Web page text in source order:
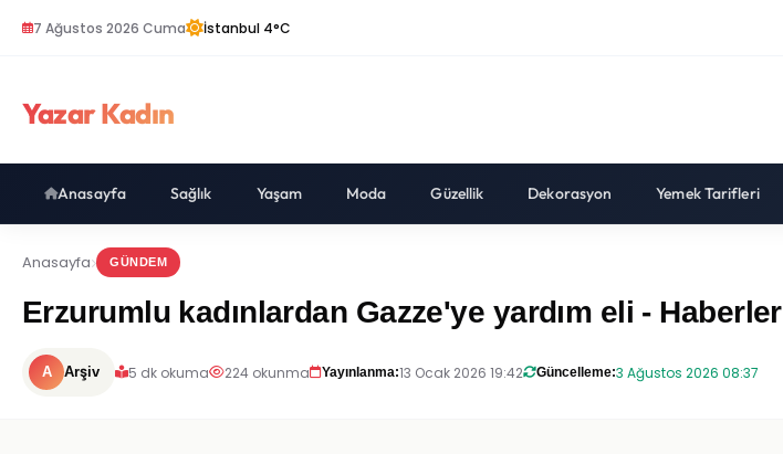
7 Ağustos 2026 Cuma İstanbul 4°C
Yazar Kadın
Anasayfa Sağlık Yaşam Moda Güzellik Dekorasyon Yemek Tarifleri
Anasayfa GÜNDEM
Erzurumlu kadınlardan Gazze'ye yardım eli - Haberler
A Arşiv 5 dk okuma 224 okunma Yayınlanma:13 Ocak 2026 19:42 Güncelleme:3 Ağustos 2026 08:37